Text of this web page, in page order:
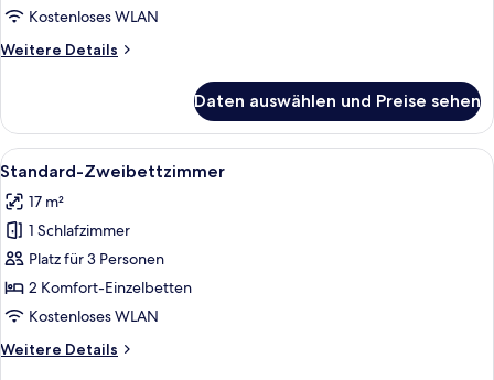
Kostenloses WLAN
Weitere Details
Weitere
Doppelzimmer
Daten auswählen und Preise sehen
Alle
Fotos
für
Standard-
Zweibettzimmer
anzeigen
Ein modernes Hotelzimmer mit
4
Standard-Zweibettzimmer
17 m²
1 Schlafzimmer
Platz für 3 Personen
2 Komfort-Einzelbetten
Kostenloses WLAN
Weitere Details
Weitere